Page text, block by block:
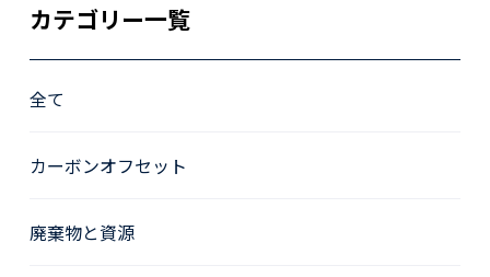
カテゴリー一覧
全て
カーボンオフセット
廃棄物と資源